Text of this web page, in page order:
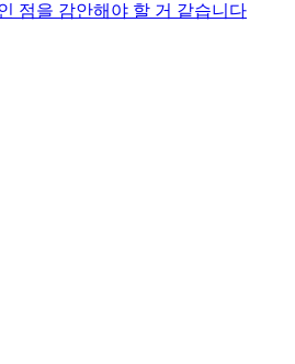
점을 감안해야 할 거 같습니다